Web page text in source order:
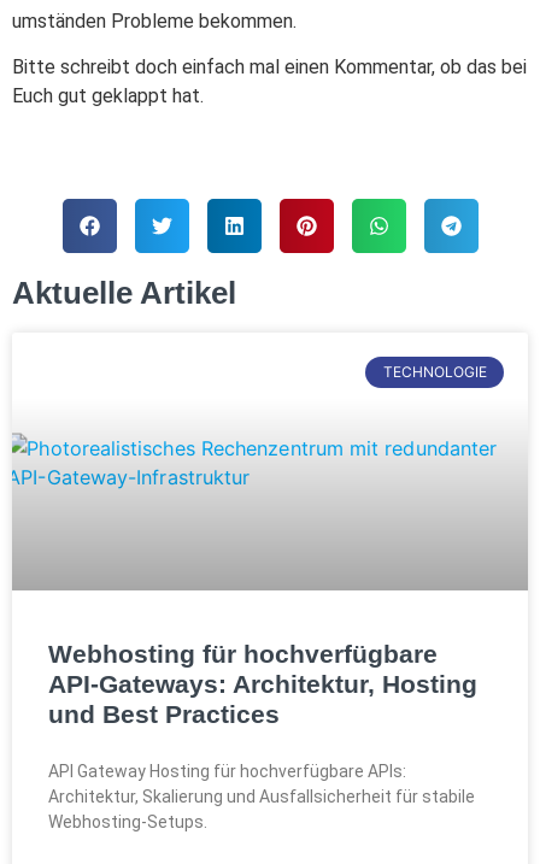
umständen Probleme bekommen.
Bitte schreibt doch einfach mal einen Kommentar, ob das bei
Euch gut geklappt hat.
Aktuelle Artikel
TECHNOLOGIE
Webhosting für hochverfügbare
API-Gateways: Architektur, Hosting
und Best Practices
API Gateway Hosting für hochverfügbare APIs:
Architektur, Skalierung und Ausfallsicherheit für stabile
Webhosting-Setups.